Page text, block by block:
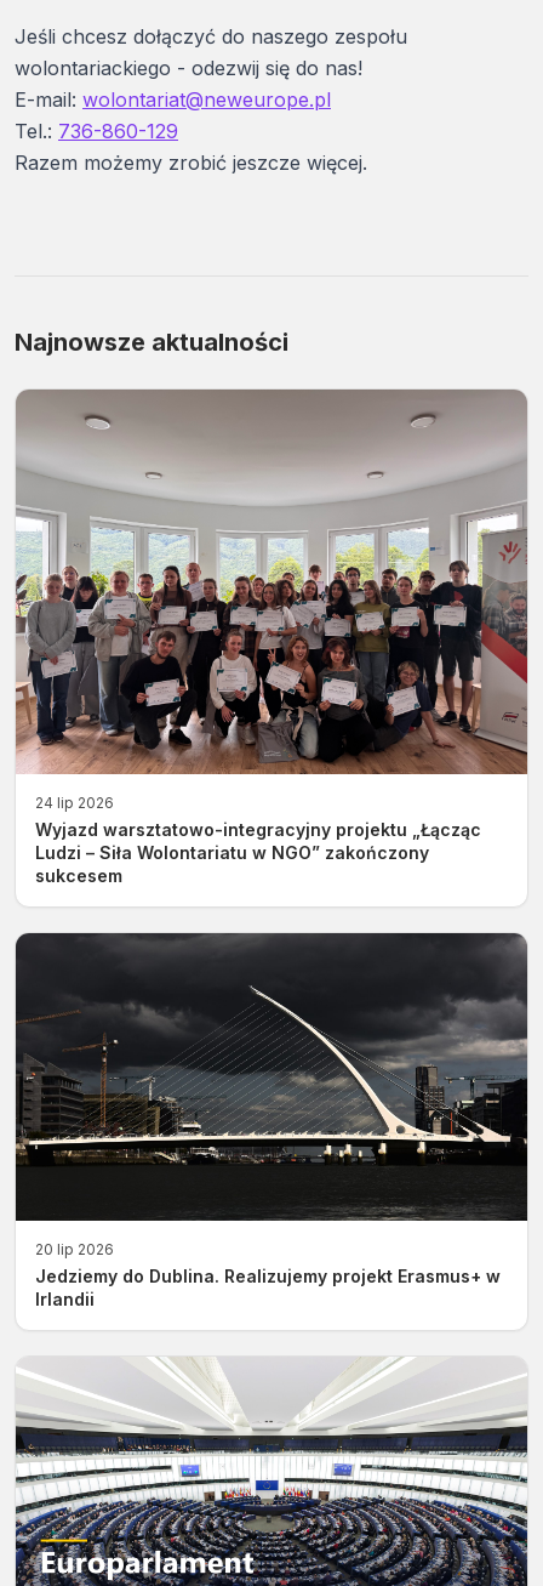
Jeśli chcesz dołączyć do naszego zespołu
wolontariackiego - odezwij się do nas!
E-mail: wolontariat@neweurope.pl
Tel.: 736-860-129
Razem możemy zrobić jeszcze więcej.
Najnowsze aktualności
24 lip 2026
Wyjazd warsztatowo-integracyjny projektu „Łącząc
Ludzi – Siła Wolontariatu w NGO” zakończony
sukcesem
20 lip 2026
Jedziemy do Dublina. Realizujemy projekt Erasmus+ w
Irlandii